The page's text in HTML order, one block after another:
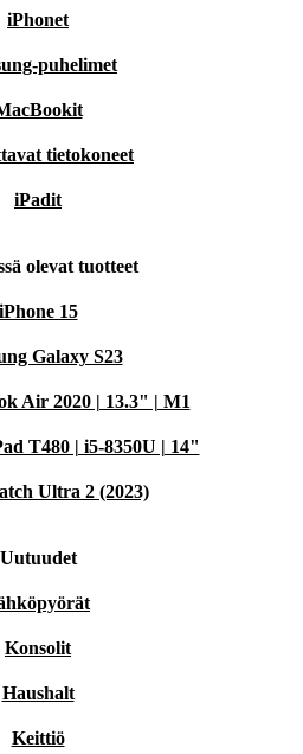
iPhonet
puhelimet
tietokoneet
iPadit
olevat tuotteet
iPhone 15
Galaxy S23
Air 2020 | 13.3" | M1
T480 | i5-8350U | 14"
Ultra 2 (2023)
Uutuudet
Konsolit
Haushalt
Keittiö